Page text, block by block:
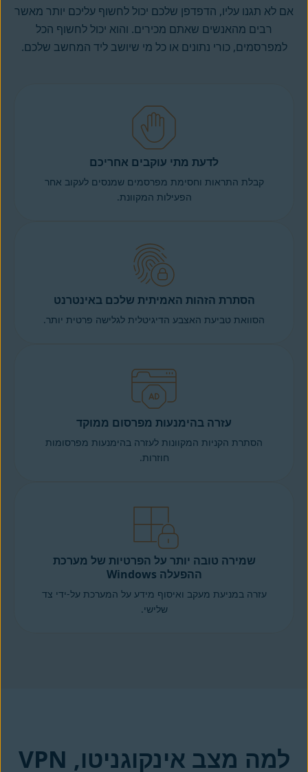
אם לא תגנו עליו, הדפדפן שלכם יכול לחשוף עליכם יותר מאשר
רבים מהאנשים שאתם מכירים. והוא יכול לחשוף הכל
למפרסמים, כורי נתונים או כל מי שיושב ליד המחשב שלכם.
לדעת מתי עוקבים אחריכם
קבלת התראות וחסימת מפרסמים שמנסים לעקוב אחר
הפעילות המקוונת.
הסתרת הזהות האמיתית שלכם באינטרנט
הסוואת טביעת האצבע הדיגיטלית לגלישה פרטית יותר.
עזרה בהימנעות מפרסום ממוקד
הסתרת הקניות המקוונות לעזרה בהימנעות מפרסומות
חוזרות.
שמירה טובה יותר על הפרטיות של מערכת
ההפעלה Windows
עזרה במניעת מעקב ואיסוף מידע על המערכת על-ידי צד
שלישי.
למה מצב אינקוגניטו, VPN